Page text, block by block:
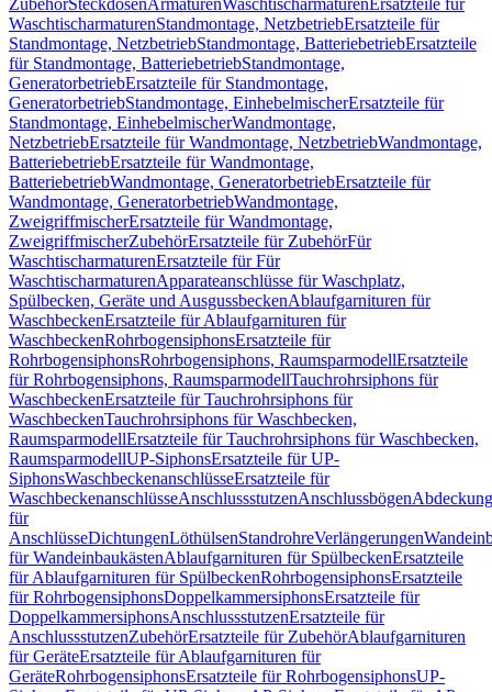
ZubehörSteckdosenArmaturenWaschtischarmaturen Ersatzteile für
WaschtischarmaturenStandmontage, NetzbetriebErsatzteile für
Standmontage, NetzbetriebStandmontage, BatteriebetriebErsatzteile
für Standmontage, BatteriebetriebStandmontage,
GeneratorbetriebErsatzteile für Standmontage,
GeneratorbetriebStandmontage, EinhebelmischerErsatzteile für
Standmontage, EinhebelmischerWandmontage,
NetzbetriebErsatzteile für Wandmontage, NetzbetriebWandmontage,
BatteriebetriebErsatzteile für Wandmontage,
BatteriebetriebWandmontage, GeneratorbetriebErsatzteile für
Wandmontage, GeneratorbetriebWandmontage,
ZweigriffmischerErsatzteile für Wandmontage,
ZweigriffmischerZubehörErsatzteile für ZubehörFür
WaschtischarmaturenErsatzteile für Für
WaschtischarmaturenApparateanschlüsse für Waschplatz,
Spülbecken, Geräte und AusgussbeckenAblaufgarnituren für
WaschbeckenErsatzteile für Ablaufgarnituren für
WaschbeckenRohrbogensiphonsErsatzteile für
RohrbogensiphonsRohrbogensiphons, RaumsparmodellErsatzteile
für Rohrbogensiphons, RaumsparmodellTauchrohrsiphons für
WaschbeckenErsatzteile für Tauchrohrsiphons für
WaschbeckenTauchrohrsiphons für Waschbecken,
RaumsparmodellErsatzteile für Tauchrohrsiphons für Waschbecken,
RaumsparmodellUP-SiphonsErsatzteile für UP-
SiphonsWaschbeckenanschlüsseErsatzteile für
WaschbeckenanschlüsseAnschlussstutzenAnschlussbögen
für
AnschlüsseDichtungenLöthülsenStandrohreVerlängerungen
für WandeinbaukästenAblaufgarnituren für SpülbeckenErsatzteile
für Ablaufgarnituren für SpülbeckenRohrbogensiphonsErsatzteile
für RohrbogensiphonsDoppelkammersiphonsErsatzteile für
DoppelkammersiphonsAnschlussstutzenErsatzteile für
AnschlussstutzenZubehörErsatzteile für ZubehörAblaufgarnituren
für GeräteErsatzteile für Ablaufgarnituren für
GeräteRohrbogensiphonsErsatzteile für RohrbogensiphonsUP-